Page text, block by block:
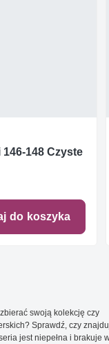
146-148 Czyste
do koszyka
swoją kolekcję czy
Sprawdź, czy
jest niepełna i brakuje